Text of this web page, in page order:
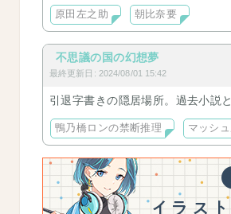
もしよろしかったら覗いてください
原田左之助 朝比奈要
不思議の国の幻想夢
最終更新日: 2024/08/01 15:42
引退字書きの隠居場所。過去小説
鴨乃橋ロンの禁断推理 マッシ